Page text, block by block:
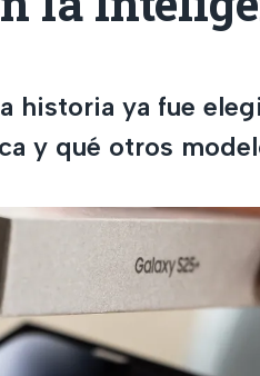
historia ya fue
y qué otros